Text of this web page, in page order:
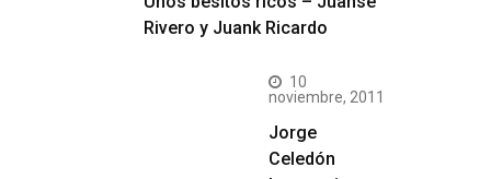
Rivero y Juank Ricardo
10
noviembre, 2011
Jorge
Celedón